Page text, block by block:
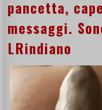
pancetta,
messaggi.
LRindiano